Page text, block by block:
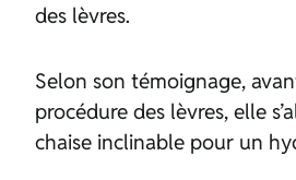
des lèvres.
Selon son témoignage,
procédure des lèvres, elle
chaise inclinable pour un